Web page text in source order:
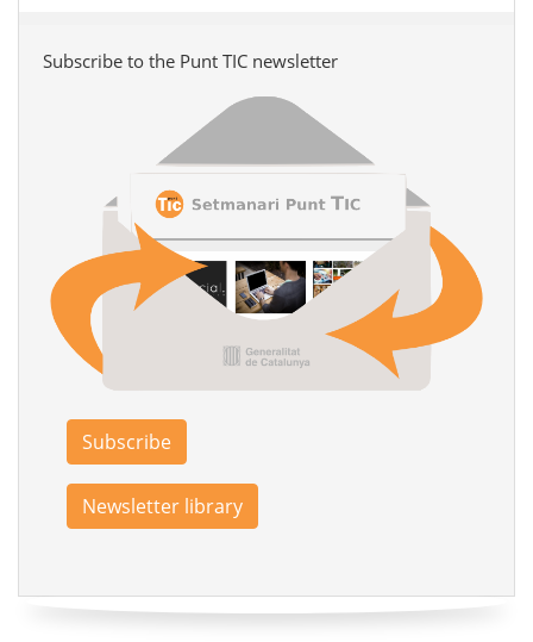
Subscribe to the Punt TIC newsletter
Subscribe
Newsletter library